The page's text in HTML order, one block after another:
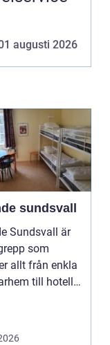
augusti 2026
sundsvall
Sundsvall är
som
allt från enkla
till hotell